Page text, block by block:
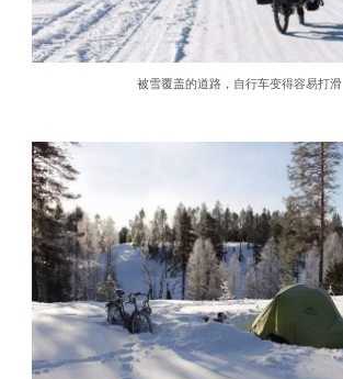
被雪覆盖的道路，自行车变得容易打滑